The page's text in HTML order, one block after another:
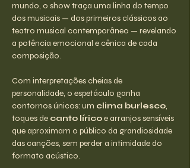
mundo, o show traça uma linha do tempo
dos musicais — dos primeiros clássicos ao
teatro musical contemporâneo — revelando
a potência emocional e cênica de cada
composição.
Com interpretações cheias de
personalidade, o espetáculo ganha
contornos únicos: um clima burlesco,
toques de canto lírico e arranjos sensíveis
que aproximam o público da grandiosidade
das canções, sem perder a intimidade do
formato acústico.